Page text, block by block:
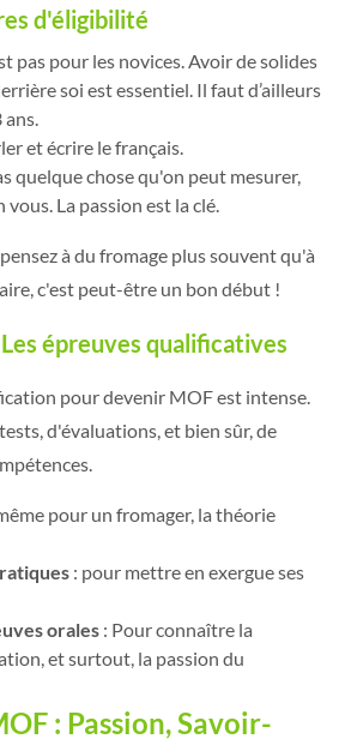
d'éligibilité
pas pour les novices. Avoir de solides
soi est essentiel. Il faut d’ailleurs
ans.
et écrire le français.
quelque chose qu'on peut mesurer,
La passion est la clé.
à du fromage plus souvent qu'à
c'est peut-être un bon début !
Les épreuves qualificatives
pour devenir MOF est intense.
d'évaluations, et bien sûr, de
pour un fromager, la théorie
: pour mettre en exergue ses
orales : Pour connaître la
et surtout, la passion du
: Passion, Savoir-